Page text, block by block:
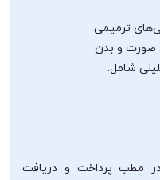
ترمیمی
صورت و بدن
شامل:
مطب پرداخت و دریافت